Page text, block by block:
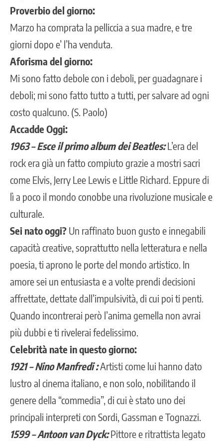
Proverbio del giorno:
Marzo ha comprata la pelliccia a sua madre, e tre
giorni dopo e’ l’ha venduta.
Aforisma del giorno:
Mi sono fatto debole con i deboli, per guadagnare i
deboli; mi sono fatto tutto a tutti, per salvare ad ogni
costo qualcuno. (S. Paolo)
Accadde Oggi:
1963 – Esce il primo album dei Beatles: L’era del
rock era già un fatto compiuto grazie a mostri sacri
come Elvis, Jerry Lee Lewis e Little Richard. Eppure di
lì a poco il mondo conobbe una rivoluzione musicale e
culturale.
Sei nato oggi? Un raffinato buon gusto e innegabili
capacità creative, soprattutto nella letteratura e nella
poesia, ti aprono le porte del mondo artistico. In
amore sei un entusiasta e a volte prendi decisioni
affrettate, dettate dall’impulsività, di cui poi ti penti.
Quando incontrerai però l’anima gemella non avrai
più dubbi e ti rivelerai fedelissimo.
Celebrità nate in questo giorno:
1921 – Nino Manfredi :Artisti come lui hanno dato
lustro al cinema italiano, e non solo, nobilitando il
genere della “commedia”, di cui è stato uno dei
principali interpreti con Sordi, Gassman e Tognazzi.
1599 – Antoon van Dyck:Pittore e ritrattista legato